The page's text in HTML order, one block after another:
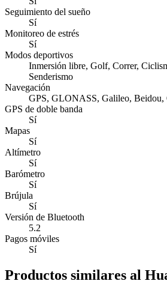
Seguimiento del sueño
Sí
Monitoreo de estrés
Sí
Modos deportivos
Inmersión libre, Golf, Correr,
Senderismo
Navegación
GPS, GLONASS, Galileo, Beidou,
GPS de doble banda
Sí
Mapas
Sí
Altímetro
Sí
Barómetro
Sí
Brújula
Sí
Versión de Bluetooth
5.2
Pagos móviles
Sí
Productos similares al